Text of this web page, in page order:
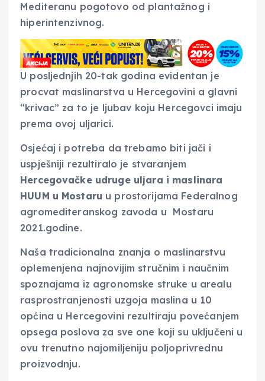
Mediteranu pogotovo od plantažnog i
hiperintenzivnog.
U posljednjih 20-tak godina evidentan je
procvat maslinarstva u Hercegovini a glavni
“krivac” za to je ljubav koju Hercegovci imaju
prema ovoj uljarici.
Osjećaj i potreba da trebamo biti jači i
uspješniji rezultiralo je stvaranjem
Hercegovačke udruge uljara i maslinara
HUUM u Mostaru u prostorijama Federalnog
agromediteranskog zavoda u Mostaru
2021.godine.
Naša tradicionalna znanja o maslinarstvu
oplemenjena najnovijim stručnim i naučnim
spoznajama iz agronomske struke u arealu
rasprostranjenosti uzgoja maslina u 10
općina u Hercegovini rezultiraju povećanjem
opsega poslova za sve one koji su uključeni u
ovu trenutno najomiljeniju poljoprivrednu
proizvodnju.